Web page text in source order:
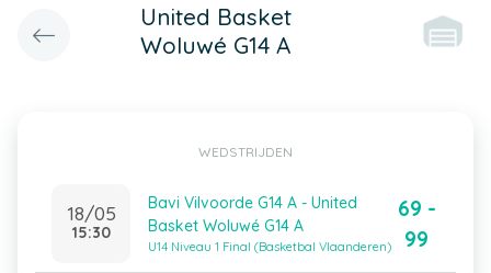
United Basket
Woluwé G14 A
WEDSTRIJDEN
18/05
15:30
Bavi Vilvoorde G14 A - United
Basket Woluwé G14 A
U14 Niveau 1 Final (Basketbal Vlaanderen)
69 -
99